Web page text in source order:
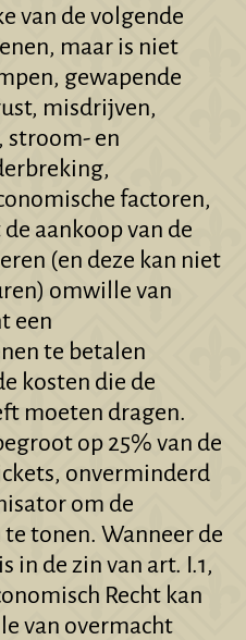
van de volgende
maar is niet
gewapende
misdrijven,
stroom- en
factoren,
aankoop van de
(en deze kan niet
omwille van
een
te betalen
kosten die de
moeten dragen.
op 25% van de
onverminderd
om de
tonen. Wanneer de
in de zin van art. I.1,
Recht kan
van overmacht